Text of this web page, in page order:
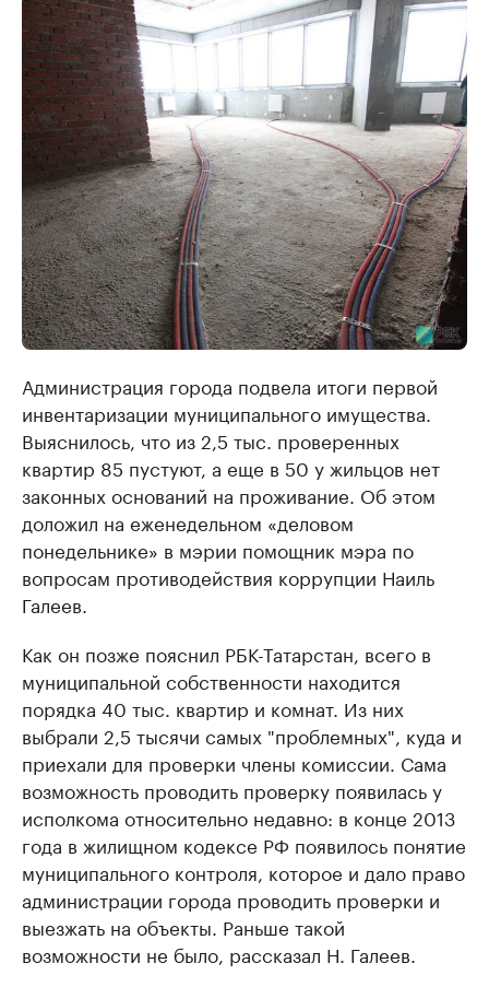
Администрация города подвела итоги первой
инвентаризации муниципального имущества.
Выяснилось, что из 2,5 тыс. проверенных
квартир 85 пустуют, а еще в 50 у жильцов нет
законных оснований на проживание. Об этом
доложил на еженедельном «деловом
понедельнике» в мэрии помощник мэра по
вопросам противодействия коррупции Наиль
Галеев.
Как он позже пояснил РБК-Татарстан, всего в
муниципальной собственности находится
порядка 40 тыс. квартир и комнат. Из них
выбрали 2,5 тысячи самых "проблемных", куда и
приехали для проверки члены комиссии. Сама
возможность проводить проверку появилась у
исполкома относительно недавно: в конце 2013
года в жилищном кодексе РФ появилось понятие
муниципального контроля, которое и дало право
администрации города проводить проверки и
выезжать на объекты. Раньше такой
возможности не было, рассказал Н. Галеев.